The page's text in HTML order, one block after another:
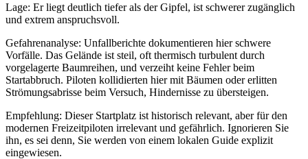
Lage: Er liegt deutlich tiefer als der Gipfel, ist schwerer zugänglich
und extrem anspruchsvoll.
Gefahrenanalyse: Unfallberichte dokumentieren hier schwere
Vorfälle. Das Gelände ist steil, oft thermisch turbulent durch
vorgelagerte Baumreihen, und verzeiht keine Fehler beim
Startabbruch. Piloten kollidierten hier mit Bäumen oder erlitten
Strömungsabrisse beim Versuch, Hindernisse zu übersteigen.
Empfehlung: Dieser Startplatz ist historisch relevant, aber für den
modernen Freizeitpiloten irrelevant und gefährlich. Ignorieren Sie
ihn, es sei denn, Sie werden von einem lokalen Guide explizit
eingewiesen.